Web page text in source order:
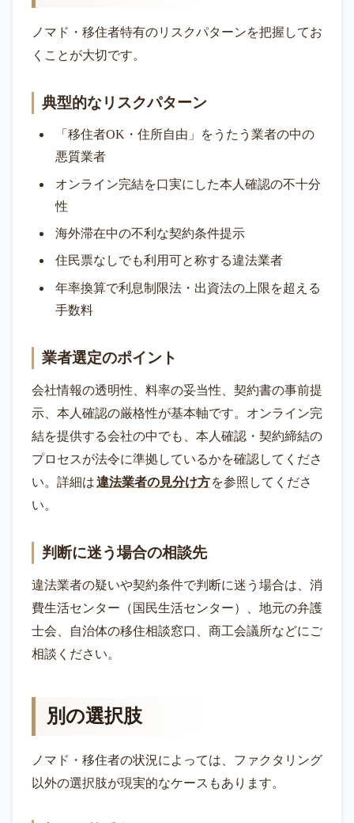
ノマド・移住者特有のリスクパターンを把握してお
くことが大切です。
典型的なリスクパターン
「移住者OK・住所自由」をうたう業者の中の
悪質業者
オンライン完結を口実にした本人確認の不十分
性
海外滞在中の不利な契約条件提示
住民票なしでも利用可と称する違法業者
年率換算で利息制限法・出資法の上限を超える
手数料
業者選定のポイント
会社情報の透明性、料率の妥当性、契約書の事前提
示、本人確認の厳格性が基本軸です。オンライン完
結を提供する会社の中でも、本人確認・契約締結の
プロセスが法令に準拠しているかを確認してくださ
い。詳細は違法業者の見分け方 を参照してくださ
い。
判断に迷う場合の相談先
違法業者の疑いや契約条件で判断に迷う場合は、消
費生活センター（国民生活センター）、地元の弁護
士会、自治体の移住相談窓口、商工会議所などにご
相談ください。
別の選択肢
ノマド・移住者の状況によっては、ファクタリング
以外の選択肢が現実的なケースもあります。